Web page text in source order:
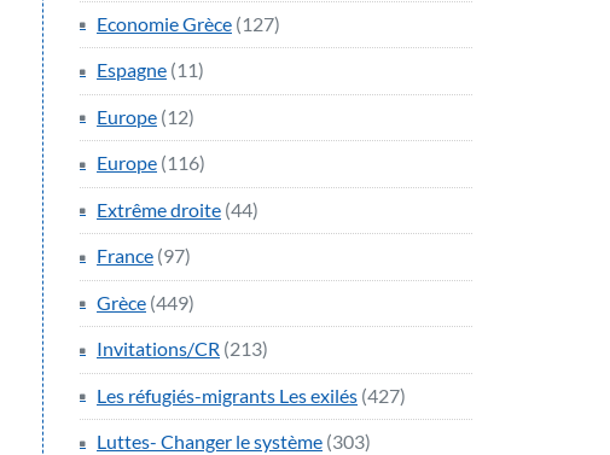
Economie Grèce (127)
Espagne (11)
Europe (12)
Europe (116)
Extrême droite (44)
France (97)
Grèce (449)
Invitations/CR (213)
Les réfugiés-migrants Les exilés (427)
Luttes- Changer le système (303)